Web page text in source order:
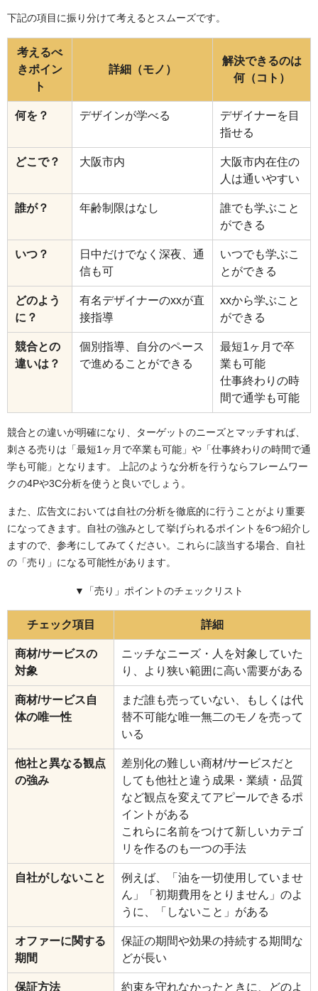
下記の項目に振り分けて考えるとスムーズです。
考えるべ
きポイン
ト
詳細（モノ）
解決できるのは
何（コト）
何を？ デザインが学べる
デザイナーを目
指せる
どこで？ 大阪市内
大阪市内在住の
人は通いやすい
誰が？ 年齢制限はなし
誰でも学ぶこと
ができる
いつ？
日中だけでなく深夜、通
信も可
いつでも学ぶこ
とができる
どのよう
に？
有名デザイナーのxxが直
接指導
xxから学ぶこと
ができる
競合との
違いは？
個別指導、自分のペース
で進めることができる
最短1ヶ月で卒
業も可能
仕事終わりの時
間で通学も可能
競合との違いが明確になり、ターゲットのニーズとマッチすれば、
刺さる売りは「最短1ヶ月で卒業も可能」や「仕事終わりの時間で通
学も可能」となります。 上記のような分析を行うならフレームワー
クの4Pや3C分析を使うと良いでしょう。
また、広告文においては自社の分析を徹底的に行うことがより重要
になってきます。自社の強みとして挙げられるポイントを6つ紹介し
ますので、参考にしてみてください。これらに該当する場合、自社
の「売り」になる可能性があります。
▼「売り」ポイントのチェックリスト
チェック項目 詳細
商材/サービスの
対象
ニッチなニーズ・人を対象していた
り、より狭い範囲に高い需要がある
商材/サービス自
体の唯一性
まだ誰も売っていない、もしくは代
替不可能な唯一無二のモノを売って
いる
他社と異なる観点
の強み
差別化の難しい商材/サービスだと
しても他社と違う成果・業績・品質
など観点を変えてアピールできるポ
イントがある
これらに名前をつけて新しいカテゴ
リを作るのも一つの手法
自社がしないこと
例えば、「油を一切使用していませ
ん」「初期費用をとりません」のよ
うに、「しないこと」がある
オファーに関する
期間
保証の期間や効果の持続する期間な
どが長い
保証方法 約束を守れなかったときに、どのよ